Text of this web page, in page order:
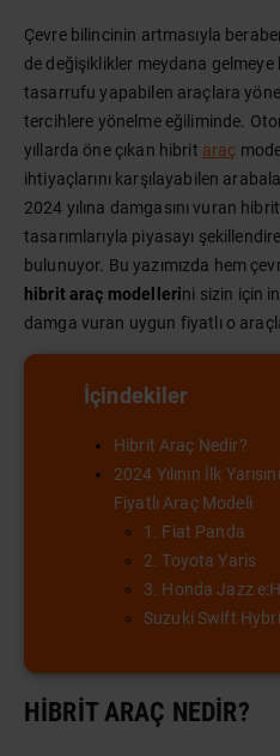
Çevre bilincinin artmasıyla
de değişiklikler meydana gelmeye
tasarrufu yapabilen araçlara
tercihlere yönelme eğiliminde.
yıllarda öne çıkan hibrit araç
ihtiyaçlarını karşılayabilen
2024 yılına damgasını vuran
tasarımlarıyla piyasayı
bulunuyor. Bu yazımızda hem
hibrit araç modellerini sizin için
damga vuran uygun fiyatlı o
İçindekiler
Hibrit Araç Nedir?
2024 Yılının İlk
Fiyatlı Araç Modeli
1. Fiat Panda
2. Toyota Yaris
3. Honda Jazz
Suzuki Swift
HIBRIT ARAÇ NEDIR?